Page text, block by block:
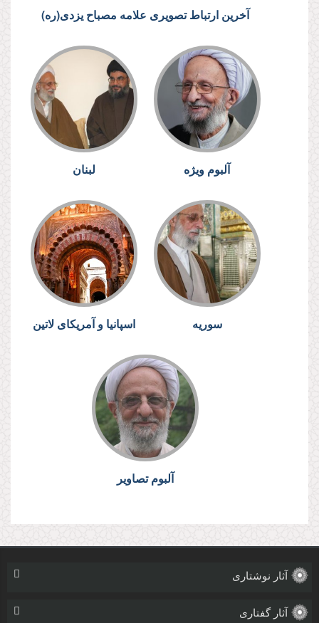
آخرین ارتباط تصویری علامه مصباح یزدی(ره)
آلبوم ویژه لبنان
سوریه اسپانیا و آمریکای لاتین
آلبوم تصاویر
آثار نوشتاری
آثار گفتاری